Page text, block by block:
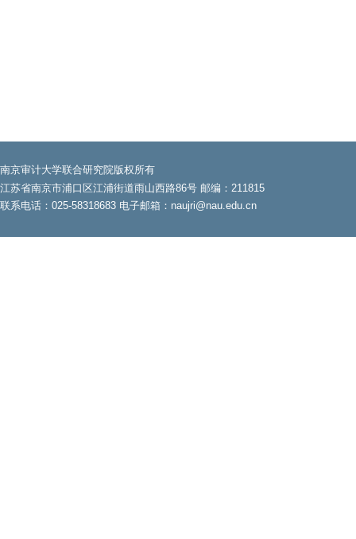
南京审计大学联合研究院版权所有
江苏省南京市浦口区江浦街道雨山西路86号 邮编：211815
联系电话：025-58318683 电子邮箱：naujri@nau.edu.cn